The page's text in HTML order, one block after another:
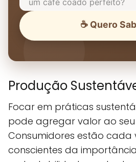
☕ Quero
Produção
Focar em práticas
pode agregar valor ao
Consumidores estão cada
conscientes da